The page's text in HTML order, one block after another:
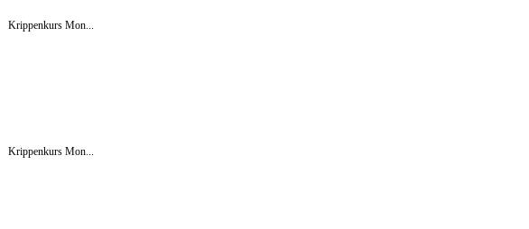
Krippenkurs Mon...
Krippenkurs Mon...